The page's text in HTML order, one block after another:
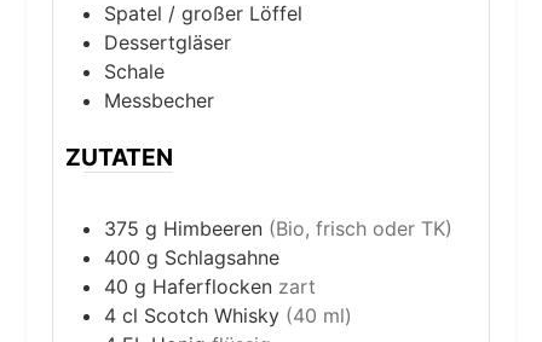
Spatel / großer Löffel
Dessertgläser
Schale
Messbecher
ZUTATEN
375 g Himbeeren (Bio, frisch oder TK)
400 g Schlagsahne
40 g Haferflocken zart
4 cl Scotch Whisky (40 ml)